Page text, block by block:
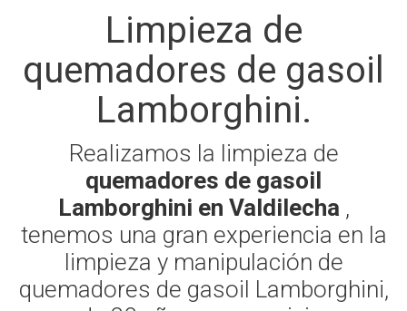
Limpieza de
quemadores de gasoil
Lamborghini.
Realizamos la limpieza de
quemadores de gasoil
Lamborghini en Valdilecha ,
tenemos una gran experiencia en la
limpieza y manipulación de
quemadores de gasoil Lamborghini,